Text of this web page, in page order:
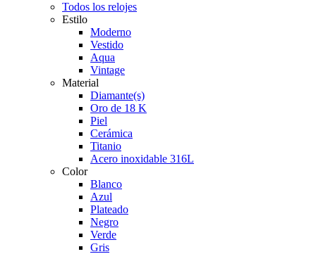
Todos los relojes
Estilo
Moderno
Vestido
Aqua
Vintage
Material
Diamante(s)
Oro de 18 K
Piel
Cerámica
Titanio
Acero inoxidable 316L
Color
Blanco
Azul
Plateado
Negro
Verde
Gris